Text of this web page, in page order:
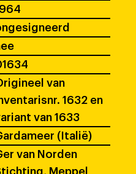
van
1632 en
van 1633
(Italië)
van Norden
Meppel